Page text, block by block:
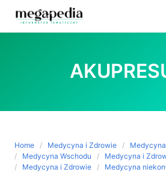
Home Medycyna i Zdrowie
Medycyna Wschodu
Medycyna i
Medycyna i Zdrowie
Medycyna